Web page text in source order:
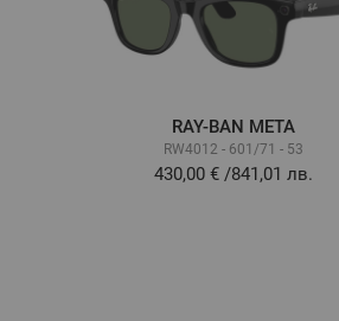
RAY-BAN META
RW4012 - 601/71 - 53
430,00 €/841,01 лв.